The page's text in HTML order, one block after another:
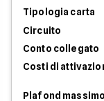
Tipologia carta
Circuito
Conto collegato
Costi di
Plafond massimo